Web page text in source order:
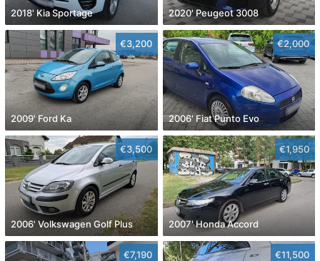
2018' Kia Sportage 2020' Peugeot 3008
€3,200
2009' Ford Ka
€2,000
2006' Fiat Punto Evo
€3,500
2006' Volkswagen Golf Plus
€1,950
2007' Honda Accord
€7,190 €11,500